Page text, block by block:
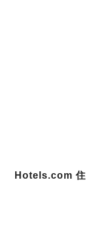
Hotels.com